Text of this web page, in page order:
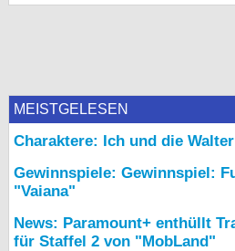
MEISTGELESEN
Charaktere: Ich und die
Gewinnspiele: Gewinnspiel:
"Vaiana"
News: Paramount+ enthüllt
für Staffel 2 von "MobLand"